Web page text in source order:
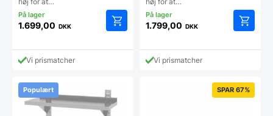
1.699,00 DKK
Vi prismatcher
1.799,00 DKK
Vi prismatcher
Populært SPAR 67%